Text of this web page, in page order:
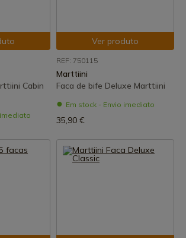
Cabin
Ver produto
REF: 750115
Marttiini
Faca de bife Deluxe Marttiini
Em stock - Envio imediato
35,90 €